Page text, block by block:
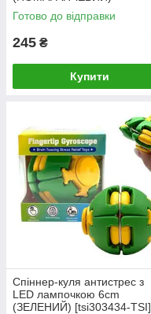
[tsi303432-TSI]
Готово до відправки
245 ₴
Купити
Спіннер-куля антистрес з
LED лампочкою 6cm
(ЗЕЛЕНИЙ) [tsi303434-TSI]